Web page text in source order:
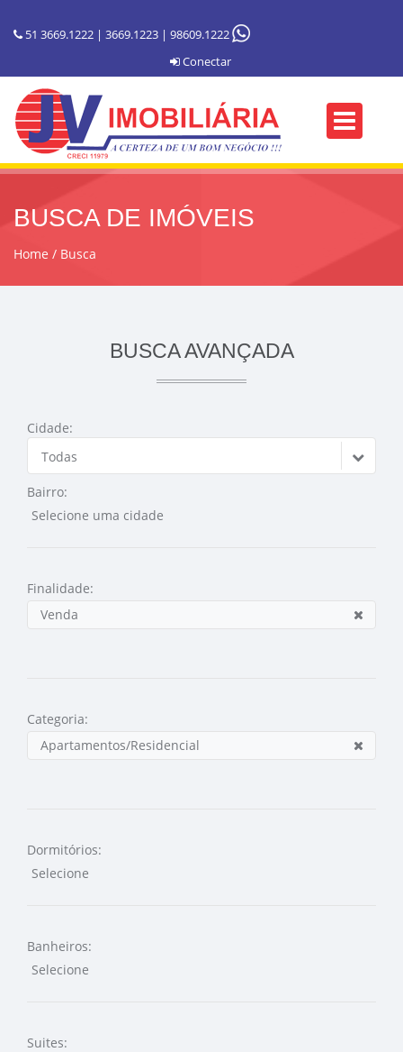
51 3669.1222 | 3669.1223 | 98609.1222
Conectar
BUSCA DE IMÓVEIS
Home Busca
BUSCA AVANÇADA
Cidade:
Todas
Bairro:
Finalidade:
Venda
Categoria:
Apartamentos/Residencial
Dormitórios:
Banheiros:
Suites: